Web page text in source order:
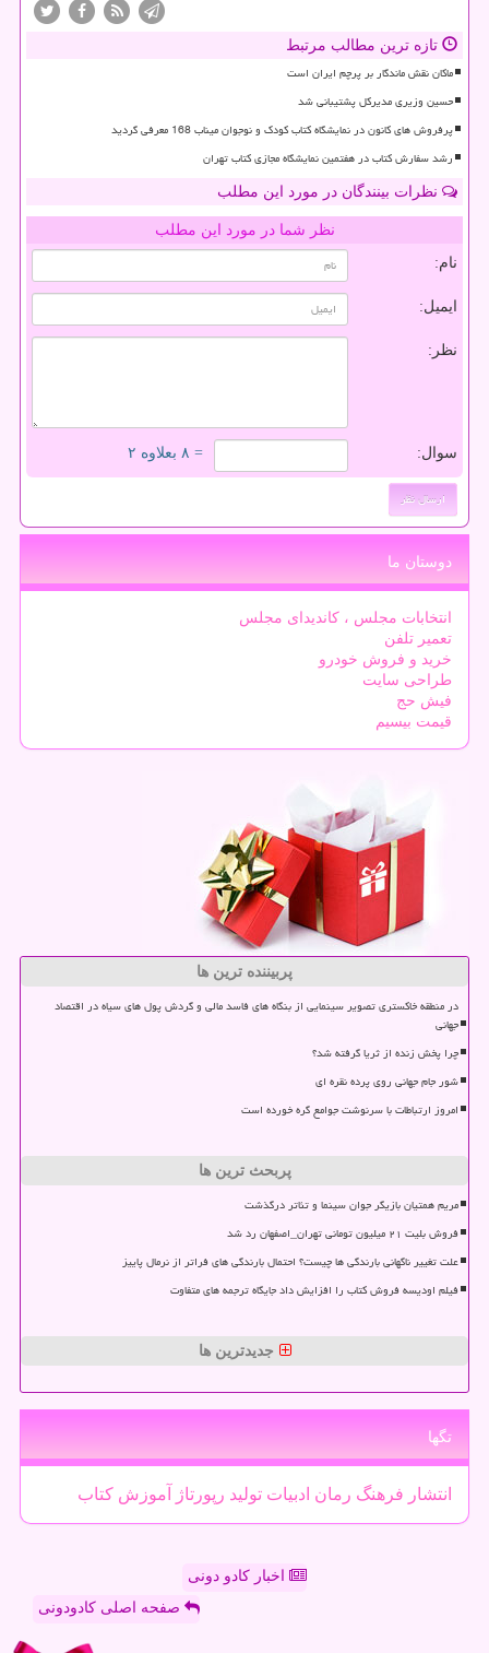
تازه ترین مطالب مرتبط
ماکان نقش ماندگار بر پرچم ایران است
حسین وزیری مدیرکل پشتیبانی شد
پرفروش های کانون در نمایشگاه کتاب کودک و نوجوان میناب 168 معرفی گردید
رشد سفارش کتاب در هفتمین نمایشگاه مجازی کتاب تهران
نظرات بینندگان در مورد این مطلب
نظر شما در مورد این مطلب
نام:
ایمیل:
نظر:
سوال: = ۸ بعلاوه ۲
دوستان ما
انتخابات مجلس ، کاندیدای مجلس
تعمیر تلفن
خرید و فروش خودرو
طراحی سایت
فیش حج
قیمت بیسیم
پربیننده ترین ها
در منطقه خاکستری تصویر سینمایی از بنگاه های فاسد مالی و گردش پول های سیاه در اقتصاد
جهانی
چرا پخش زنده از ثریا گرفته شد؟
شور جام جهانی روی پرده نقره ای
امروز ارتباطات با سرنوشت جوامع گره خورده است
پربحث ترین ها
مریم همتیان بازیگر جوان سینما و تئاتر درگذشت
فروش بلیت ۲۱ میلیون تومانی تهران_اصفهان رد شد
علت تغییر ناگهانی بارندگی ها چیست؟ احتمال بارندگی های فراتر از نرمال پاییز
فیلم اودیسه فروش کتاب را افزایش داد جایگاه ترجمه های متفاوت
جدیدترین ها
تگها
انتشار فرهنگ رمان ادبیات تولید رپورتاژ آموزش كتاب
اخبار کادو دونی
صفحه اصلی کادودونی